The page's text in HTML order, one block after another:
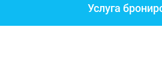
Услуга